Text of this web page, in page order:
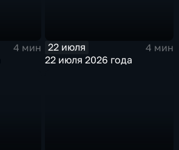
4 мин
22 июля
4 мин
22 июля 2026 года